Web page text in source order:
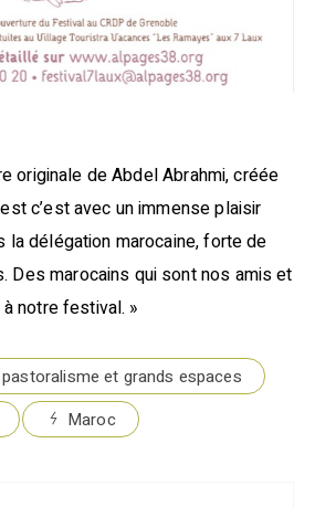
originale de Abdel Abrahmi, créée
c’est avec un immense plaisir
la délégation marocaine, forte de
Des marocains qui sont nos amis et
notre festival. »
et grands espaces
Maroc